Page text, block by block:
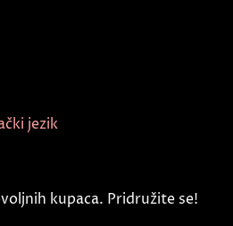
jezik
kupaca. Pridružite se!